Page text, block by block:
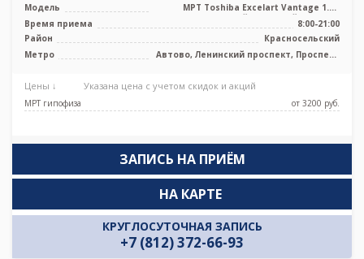
Модель
МРТ Toshiba Excelart Vantage 1.5T
высокопольный закрытый тип, УЗИ
Время приема
8:00-21:00
Район
Красносельский
Метро
Автово, Ленинский проспект, Проспект
Цены ↓ Указана цена с учетом скидок и акций
МРТ гипофиза от 3200 pуб.
ЗАПИСЬ НА ПРИЁМ
КРУГЛОСУТОЧНАЯ ЗАПИСЬ
+7 (812) 372-66-93
НА КАРТЕ